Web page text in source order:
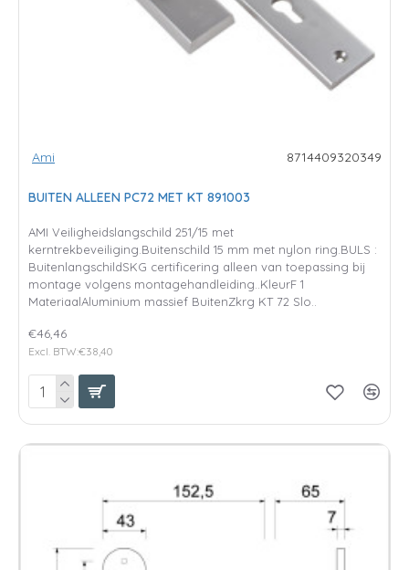
Ami 8714409320349
BUITEN ALLEEN PC72 MET KT 891003
AMI Veiligheidslangschild 251/15 met
kerntrekbeveiliging.Buitenschild 15 mm met nylon ring.BULS :
BuitenlangschildSKG certificering alleen van toepassing bij
montage volgens montagehandleiding..KleurF 1
MateriaalAluminium massief BuitenZkrg KT 72 Slo..
€46,46
Excl. BTW:€38,40